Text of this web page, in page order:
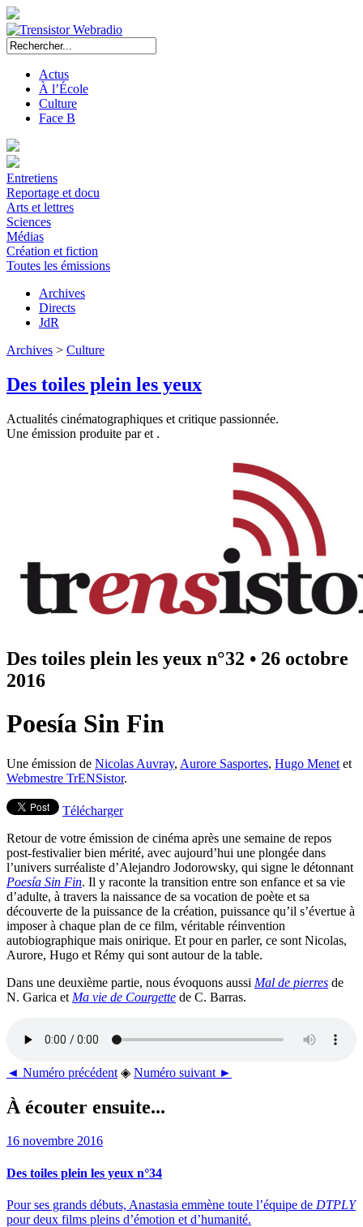
Actus
À l’École
Culture
Face B
Entretiens
Reportage et docu
Arts et lettres
Sciences
Médias
Création et fiction
Toutes les émissions
Archives
Directs
JdR
Archives > Culture
Des toiles plein les yeux
Actualités cinématographiques et critique passionnée.
Une émission produite paret .
Des toiles plein les yeux n°32 • 26 octobre
2016
Poesía Sin Fin
Une émission de Nicolas Auvray, Aurore Sasportes, Hugo Menet et
Webmestre TrENSistor.
Télécharger
Retour de votre émission de cinéma après une semaine de repos
post-festivalier bien mérité, avec aujourd’hui une plongée dans
l’univers surréaliste d’Alejandro Jodorowsky, qui signe le détonnant
Poesía Sin Fin. Il y raconte la transition entre son enfance et sa vie
d’adulte, à travers la naissance de sa vocation de poète et sa
découverte de la puissance de la création, puissance qu’il s’évertue à
imposer à chaque plan de ce film, véritable réinvention
autobiographique mais onirique. Et pour en parler, ce sont Nicolas,
Aurore, Hugo et Rémy qui sont autour de la table.
Dans une deuxième partie, nous évoquons aussi Mal de pierres de
N. Garica et Ma vie de Courgette de C. Barras.
◄ Numéro précédent ◈ Numéro suivant ►
À écouter ensuite...
16 novembre 2016
Des toiles plein les yeux n°34
Pour ses grands débuts, Anastasia emmène toute l’équipe de DTPLY
pour deux films pleins d’émotion et d’humanité.